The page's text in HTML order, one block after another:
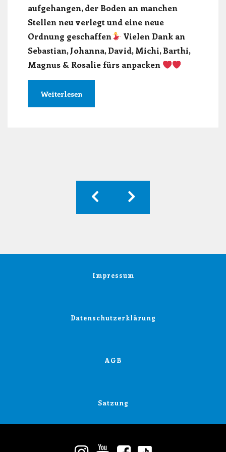
aufgehangen, der Boden an manchen
Stellen neu verlegt und eine neue
Ordnung geschaffen
Vielen Dank an
Sebastian, Johanna, David, Michi, Barthi,
Magnus & Rosalie fürs anpacken
Weiterlesen
Impressum
Datenschutzerklärung
AGB
Satzung